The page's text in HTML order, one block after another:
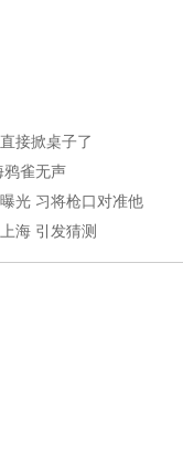
接掀桌子了
鸦雀无声
光 习将枪口对准他
海 引发猜测